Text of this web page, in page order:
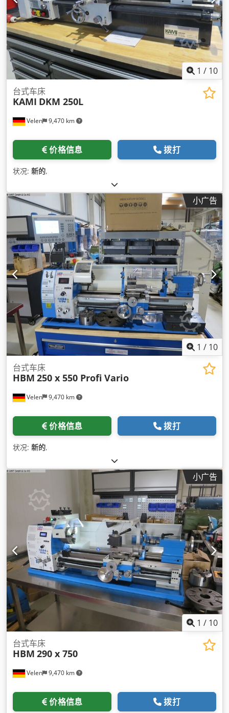
1 / 10
Velen 9,470 km
台式车床
KAMI DKM 250L
价格信息 拨打
状况: 新的,
小广告
1 / 10
Velen 9,470 km
台式车床
HBM 250 x 550 Profi Vario
价格信息 拨打
状况: 新的,
小广告
1 / 10
Velen 9,470 km
台式车床
HBM 290 x 750
价格信息 拨打